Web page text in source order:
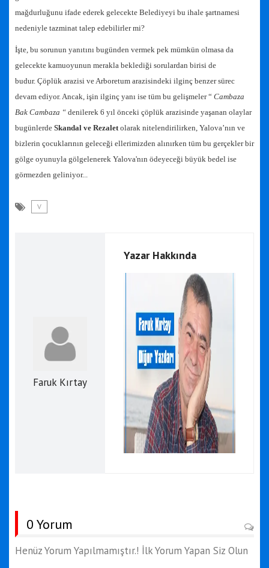
mağdurluğunu ifade ederek gelecekte Belediyeyi bu ihale şartnamesi
nedeniyle tazminat talep edebilirler mi?
İşte, bu sorunun yanıtını bugünden vermek pek mümkün olmasa da
gelecekte kamuoyunun merakla beklediği sorulardan birisi de
budur. Çöplük arazisi ve Arboretum arazisindeki ilginç benzer sürec
devam ediyor. Ancak, işin ilginç yanı ise tüm bu gelişmeler “ Cambaza
Bak Cambaza “ denilerek 6 yıl önceki çöplük arazisinde yaşanan olaylar
bugünlerde Skandal ve Rezalet olarak nitelendirilirken, Yalova’nın ve
bizlerin çocuklarının geleceği ellerimizden alınırken tüm bu gerçekler bir
gölge oyunuyla gölgelenerek Yalova'nın ödeyeceği büyük bedel ise
görmezden geliniyor...
V
Faruk Kırtay
Yazar Hakkında
0 Yorum
Henüz Yorum Yapılmamıştır.! İlk Yorum Yapan Siz Olun